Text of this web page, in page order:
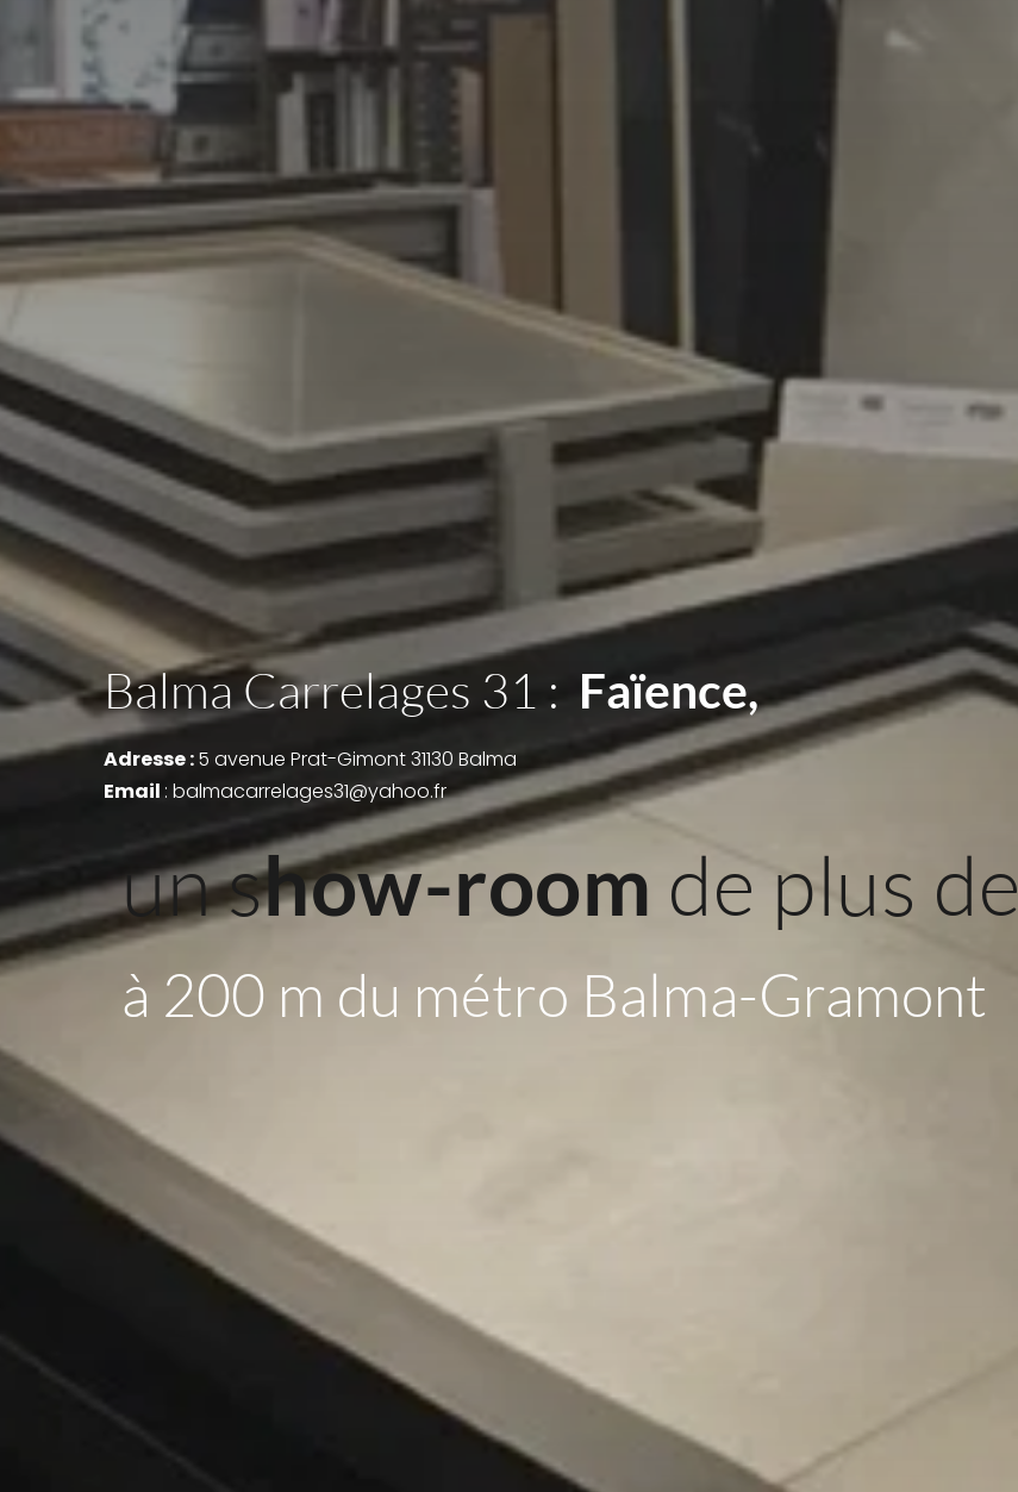
Balma Carrelages 31 : Sanitaires,
Adresse : 5 avenue Prat-Gimont 31130 Balma
Email : balmacarrelages31@yahoo.fr
un show-room de plus de
à 200 m du métro Balma-Gramont